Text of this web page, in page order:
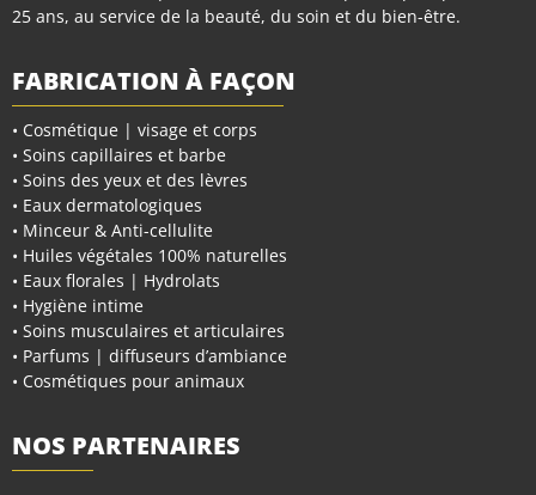
25 ans, au service de la beauté, du soin et du bien-être.
FABRICATION À FAÇON
• Cosmétique | visage et corps
• Soins capillaires et barbe
• Soins des yeux et des lèvres
• Eaux dermatologiques
• Minceur & Anti-cellulite
• Huiles végétales 100% naturelles
• Eaux florales | Hydrolats
• Hygiène intime
• Soins musculaires et articulaires
• Parfums | diffuseurs d’ambiance
• Cosmétiques pour animaux
NOS PARTENAIRES